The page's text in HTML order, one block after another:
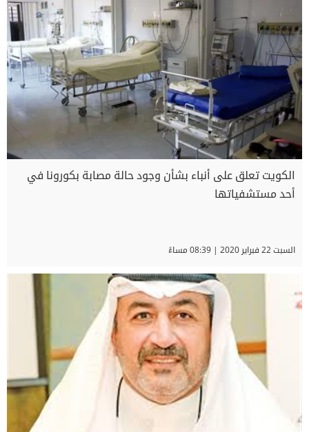
الكويت تعلق على أنباء بشأن وجود حالة مصابة بكورونا في
أحد مستشفياتها
السبت 22 فبراير 2020 | 08:39 مساءً